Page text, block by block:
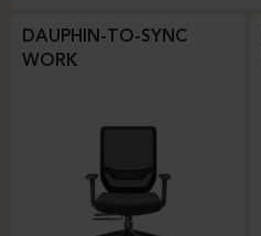
DAUPHIN-TO-SYNC
WORK